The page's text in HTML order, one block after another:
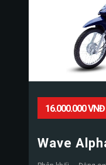
16.000.000 VNĐ
Wave